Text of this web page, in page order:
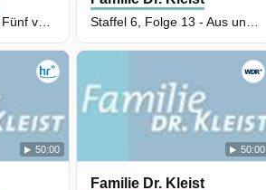
50:00 50:00
Familie Dr. Kleist